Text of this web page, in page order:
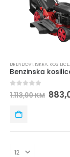
BRENDOVI, ISKRA, KOSILICE,
out of 5
1.113,00KM